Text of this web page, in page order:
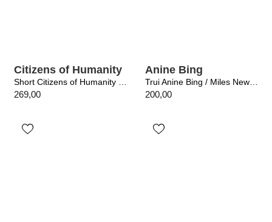
Citizens of Humanity
269,00
Anine Bing
200,00